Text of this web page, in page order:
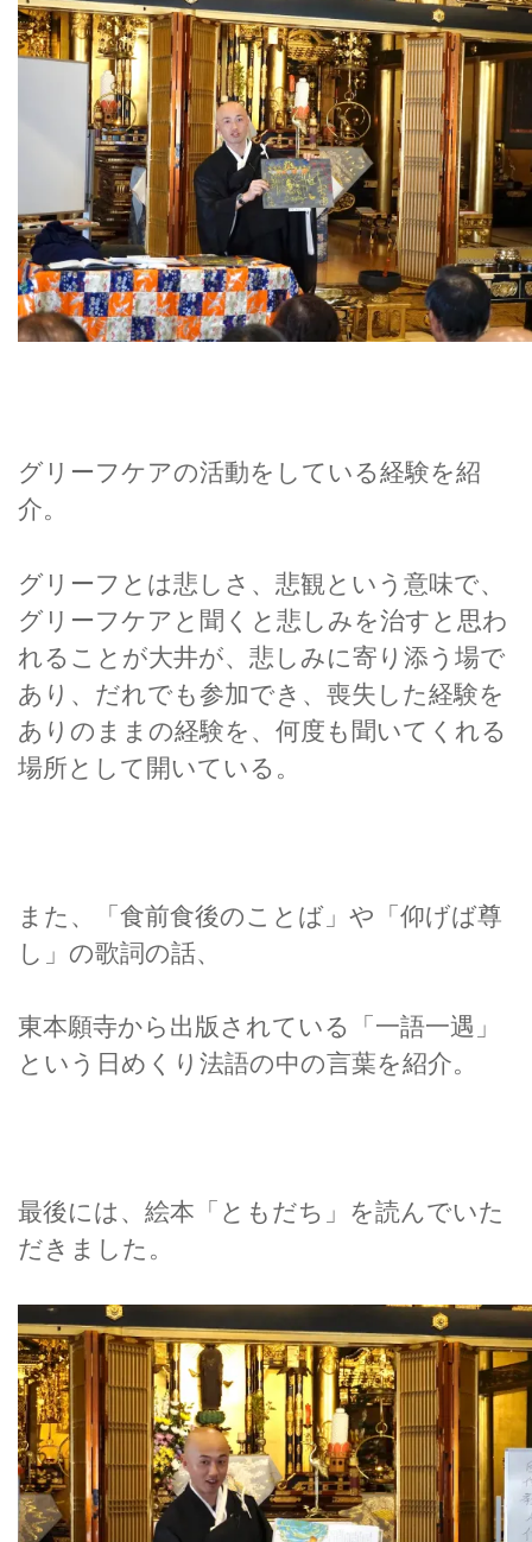
グリーフケアの活動をしている経験を紹
介。
グリーフとは悲しさ、悲観という意味で、
グリーフケアと聞くと悲しみを治すと思わ
れることが大井が、悲しみに寄り添う場で
あり、だれでも参加でき、喪失した経験を
ありのままの経験を、何度も聞いてくれる
場所として開いている。
また、「食前食後のことば」や「仰げば尊
し」の歌詞の話、
東本願寺から出版されている「一語一遇」
という日めくり法語の中の言葉を紹介。
最後には、絵本「ともだち」を読んでいた
だきました。